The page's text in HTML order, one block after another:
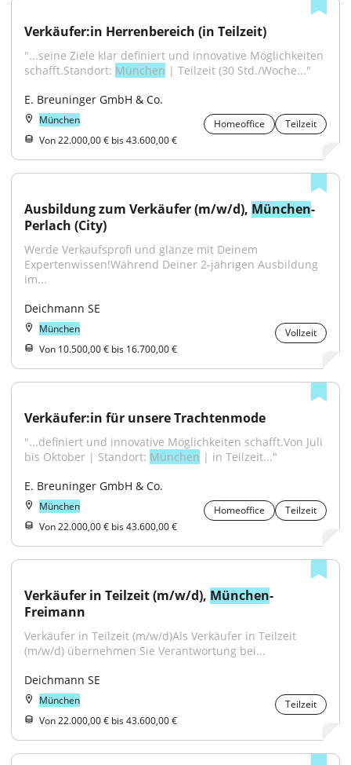
Verkäufer:in Herrenbereich (in Teilzeit)
"...seine Ziele klar definiert und innovative Möglichkeiten
schafft.Standort: München | Teilzeit (30 Std./Woche..."
E. Breuninger GmbH & Co.
München Homeoffice
Teilzeit
Von 22.000,00 € bis 43.600,00 €
Ausbildung zum Verkäufer (m/w/d), München-
Perlach (City)
Werde Verkaufsprofi und glänze mit Deinem
Expertenwissen!Während Deiner 2-jährigen Ausbildung
im...
Deichmann SE
München
Vollzeit
Von 10.500,00 € bis 16.700,00 €
Verkäufer:in für unsere Trachtenmode
"...definiert und innovative Möglichkeiten schafft.Von Juli
bis Oktober | Standort: München | in Teilzeit..."
E. Breuninger GmbH & Co.
München Homeoffice
Teilzeit
Von 22.000,00 € bis 43.600,00 €
Verkäufer in Teilzeit (m/w/d), München-
Freimann
Verkäufer in Teilzeit (m/w/d)Als Verkäufer in Teilzeit
(m/w/d) übernehmen Sie Verantwortung bei...
Deichmann SE
München
Teilzeit
Von 22.000,00 € bis 43.600,00 €